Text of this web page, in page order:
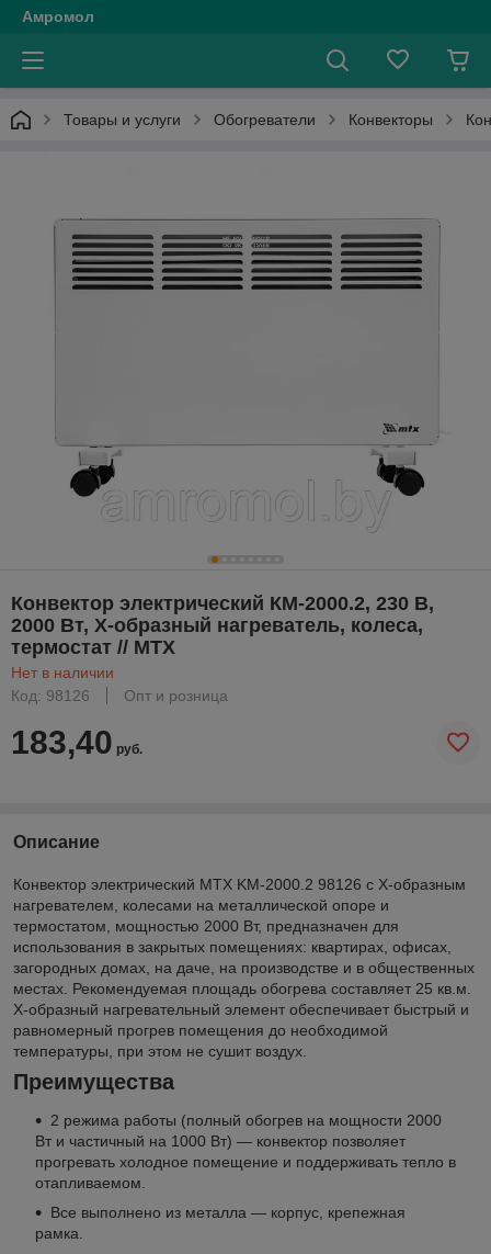
Амромол
Товары и услуги Обогреватели Конвекторы
Конвектор электрический КМ-2000.2, 230 В,
2000 Вт, X-образный нагреватель, колеса,
термостат // MTX
Нет в наличии
Код: 98126
Опт и розница
183,40 руб.
Описание
Конвектор электрический MTX KM-2000.2 98126 с X-образным
нагревателем, колесами на металлической опоре и
термостатом, мощностью 2000 Вт, предназначен для
использования в закрытых помещениях: квартирах, офисах,
загородных домах, на даче, на производстве и в общественных
местах. Рекомендуемая площадь обогрева составляет 25 кв.м.
Х-образный нагревательный элемент обеспечивает быстрый и
равномерный прогрев помещения до необходимой
температуры, при этом не сушит воздух.
Преимущества
2 режима работы (полный обогрев на мощности 2000
Вт и частичный на 1000 Вт) — конвектор позволяет
прогревать холодное помещение и поддерживать тепло в
отапливаемом.
Все выполнено из металла — корпус, крепежная
рамка.